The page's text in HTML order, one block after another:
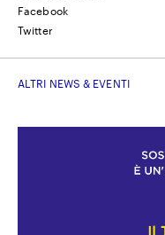
Facebook
Twitter
ALTRI NEWS & EVENTI